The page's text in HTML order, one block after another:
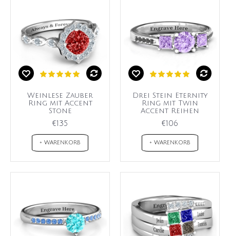
Weinlese Zauber
Ring mit Accent
Stone
€135
+ WARENKORB
Drei Stein Eternity
Ring mit Twin
Accent Reihen
€106
+ WARENKORB